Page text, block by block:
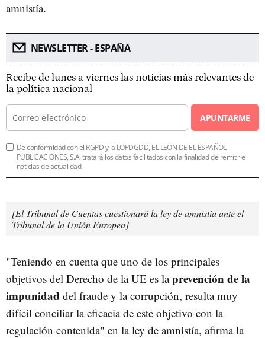
amnistía.
NEWSLETTER - ESPAÑA
Recibe de lunes a viernes las noticias más relevantes de
la política nacional
APUNTARME
De conformidad con el RGPD y la LOPDGDD, EL LEÓN DE EL ESPAÑOL
PUBLICACIONES, S.A. tratará los datos facilitados con la finalidad de remitirle
noticias de actualidad.
[El Tribunal de Cuentas cuestionará la ley de amnistía ante el
Tribunal de la Unión Europea]
"Teniendo en cuenta que uno de los principales
objetivos del Derecho de la UE es laprevención de la
impunidad del fraude y la corrupción, resulta muy
difícil conciliar la eficacia de este objetivo con la
regulación contenida" en la ley de amnistía, afirma la